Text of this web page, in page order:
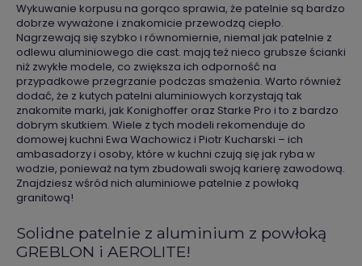
Wykuwanie korpusu na gorąco sprawia, że patelnie są bardzo
dobrze wyważone i znakomicie przewodzą ciepło.
Nagrzewają się szybko i równomiernie, niemal jak patelnie z
odlewu aluminiowego die cast. mają też nieco grubsze ścianki
niż zwykłe modele, co zwiększa ich odporność na
przypadkowe przegrzanie podczas smażenia. Warto również
dodać, że z kutych patelni aluminiowych korzystają tak
znakomite marki, jak Konighoffer oraz Starke Pro i to z bardzo
dobrym skutkiem. Wiele z tych modeli rekomenduje do
domowej kuchni Ewa Wachowicz i Piotr Kucharski – ich
ambasadorzy i osoby, które w kuchni czują się jak ryba w
wodzie, ponieważ na tym zbudowali swoją karierę zawodową.
Znajdziesz wśród nich aluminiowe patelnie z powłoką
granitową!
Solidne patelnie z aluminium z powłoką
GREBLON i AEROLITE!